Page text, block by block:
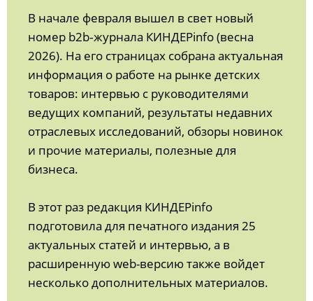
В начале февраля вышел в свет новый
номер b2b‑журнала КИНДЕРinfo (весна
2026). На его страницах собрана актуальная
информация о работе на рынке детских
товаров: интервью с руководителями
ведущих компаний, результаты недавних
отраслевых исследований, обзоры новинок
и прочие материалы, полезные для
бизнеса.
В этот раз редакция КИНДЕРinfo
подготовила для печатного издания 25
актуальных статей и интервью, а в
расширенную web-версию также войдет
несколько дополнительных материалов.